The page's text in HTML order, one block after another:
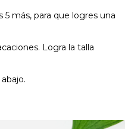
más, para que logres una
Logra la talla